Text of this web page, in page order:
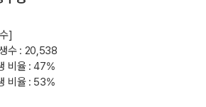
]
수 : 20,538
비율 : 47%
비율 : 53%